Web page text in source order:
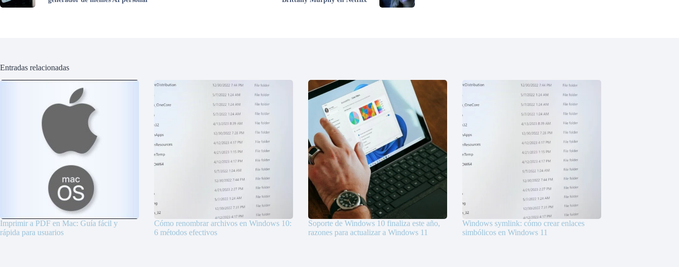
Entradas relacionadas
Imprimir a PDF en Mac: Guía fácil y
rápida para usuarios
Cómo renombrar archivos en Windows 10:
6 métodos efectivos
Soporte de Windows 10 finaliza este año,
razones para actualizar a Windows 11
Windows symlink: cómo crear enlaces
simbólicos en Windows 11